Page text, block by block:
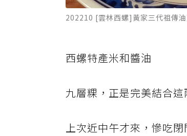
202210 [雲林西螺]黃家三代祖傳
西螺特產米和醬油
九層粿，正是完美結合
上次近中午才來，慘吃